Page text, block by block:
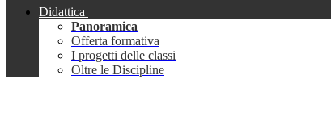
Didattica
Panoramica
Offerta formativa
I progetti delle classi
Oltre le Discipline